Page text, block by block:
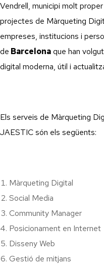
Vendrell, municipi molt proper
projectes de Màrqueting
empreses, institucions i
de Barcelonaque han
digital moderna, útil i
Els serveis de Màrqueting
JAESTIC són els següents:
Màrqueting Digital
Social Media
Community Manager
Posicionament en Internet
Disseny Web
Gestió de mitjans